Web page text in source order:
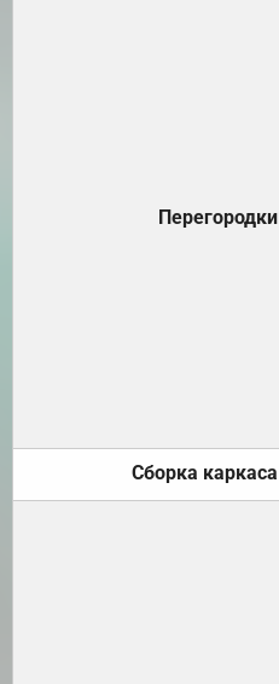
Перегородки
Сборка каркаса